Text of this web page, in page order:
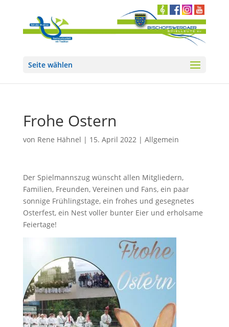
Seite wählen
Frohe Ostern
von Rene Hähnel | 15. April 2022| Allgemein
Der Spielmannszug wünscht allen Mitgliedern,
Familien, Freunden, Vereinen und Fans, ein paar
sonnige Frühlingstage, ein frohes und gesegnetes
Osterfest, ein Nest voller bunter Eier und erholsame
Feiertage!